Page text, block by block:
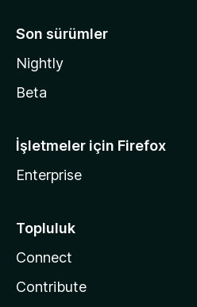
Son sürümler
Nightly
Beta
İşletmeler için Firefox
Enterprise
Topluluk
Connect
Contribute